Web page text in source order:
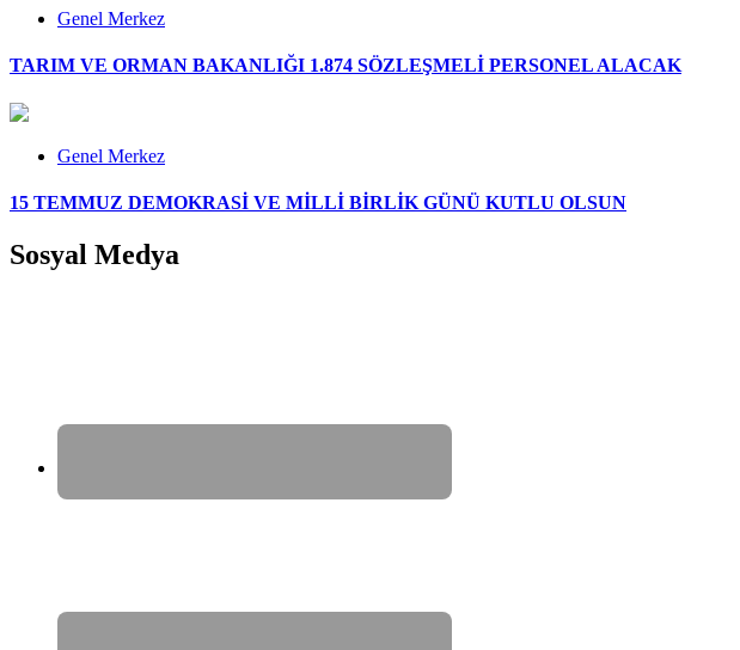
Genel Merkez
TARIM VE ORMAN BAKANLIĞI 1.874 SÖZLEŞMELİ PERSONEL ALACAK
Genel Merkez
15 TEMMUZ DEMOKRASİ VE MİLLİ BİRLİK GÜNÜ KUTLU OLSUN
Sosyal Medya